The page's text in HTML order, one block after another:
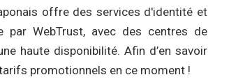
offre des services d'identité et
WebTrust, avec des centres de
haute disponibilité. Afin d’en savoir
promotionnels en ce moment !